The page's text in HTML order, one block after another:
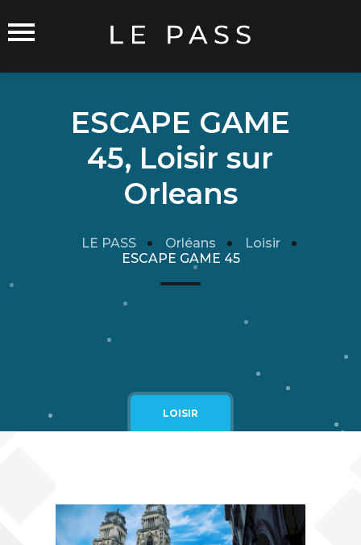
Commerçants sur Orléans
Carte du Réseau
Rejoindre le Réseau
Mentions légales
ESCAPE GAME
45, Loisir sur
Orleans
LE PASS Orléans
Loisir
ESCAPE GAME 45
LOISIR